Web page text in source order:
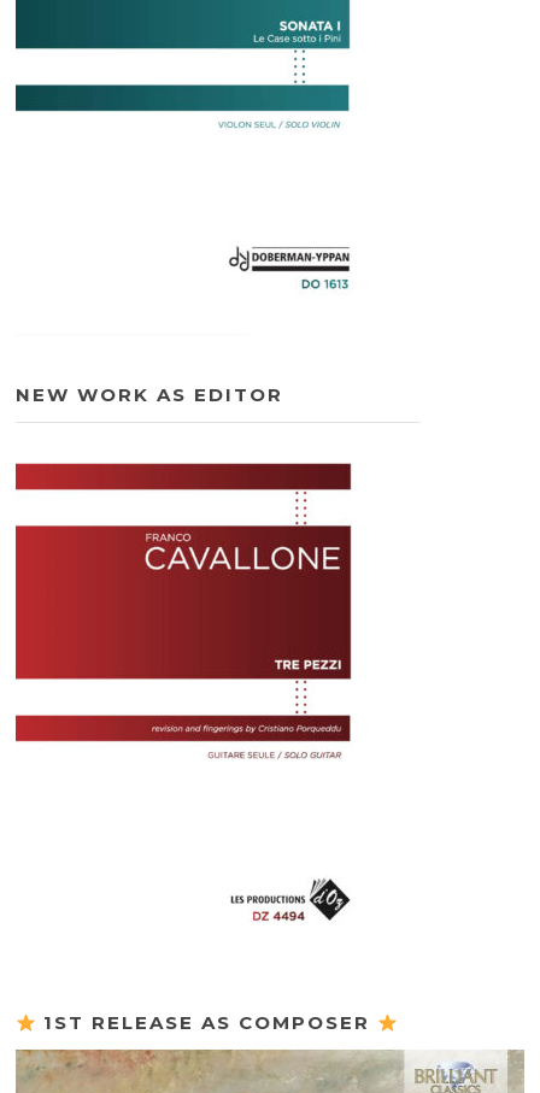
NEW WORK AS EDITOR
1ST RELEASE AS COMPOSER